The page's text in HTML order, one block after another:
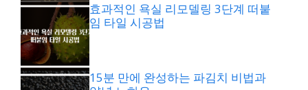
효과적인 욕실 리모델링 3단계 떠붙
임 타일 시공법
15분 만에 완성하는 파김치 비법과